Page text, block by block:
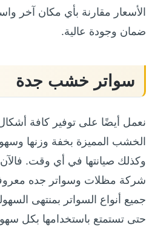
الأسعار مقارنة بأي مكان آخر
ضمان وجودة عالية.
سواتر خشب جدة
نعمل أيضًا على توفير كافة
الخشب المميزة بخفة وزنها
وكذلك صيانتها في أي وقت. فالآن
شركة مظلات وسواتر جده
جميع أنواع السواتر بمنتهى
حتى تستمتع باستخدامها بكل